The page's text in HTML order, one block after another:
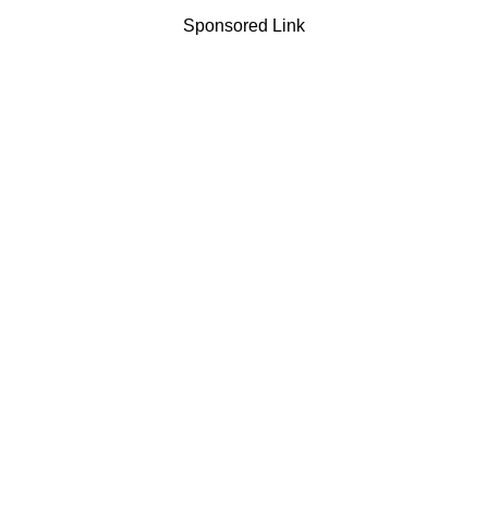
Sponsored Link